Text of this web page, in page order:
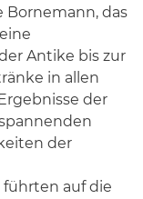
Bornemann, das
Antike bis zur
in allen
der
der
führten auf die